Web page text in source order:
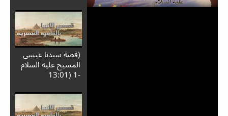
(قصة سيدنا عيسى
المسيح عليه السلام
-1 (13:01